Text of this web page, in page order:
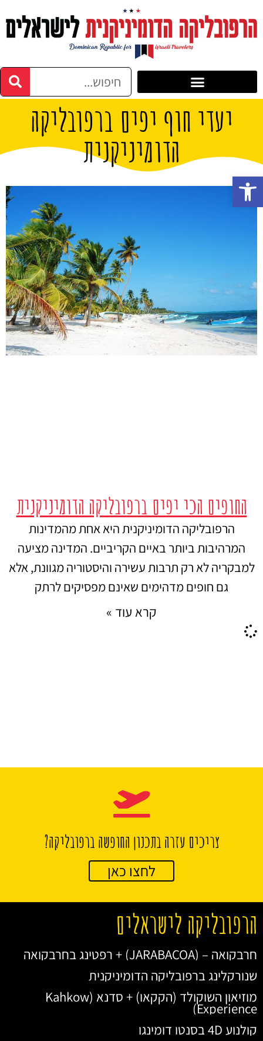
יעדי חוף יפים ברפובליקה
הדומיניקנית
החופים הכי יפים ברפובליקה הדומיניקנית
הרפובליקה הדומיניקנית היא אחת מהמדינות
המרהיבות ביותר באיים הקריביים. המדינה מציעה
למבקריה לא רק תרבות עשירה והיסטוריה מגוונת, אלא
גם חופים מדהימים שאינם מפסיקים לרתק
קרא עוד »
צריכים עזרה בתכנון החופשה ברפובליקה?
לחצו כאן
הרפובליקה לישראלים
חרבקואה – (JARABACOA) + רפטינג בחרבקואה
שנורקלינג ברפובליקה הדומיניקנית
מוזיאון השוקולד (הקקאו) + סדנא (Kahkow
Experience)
קולנוע 4D בסנטו דומינגו
פתח סרגל נגישות